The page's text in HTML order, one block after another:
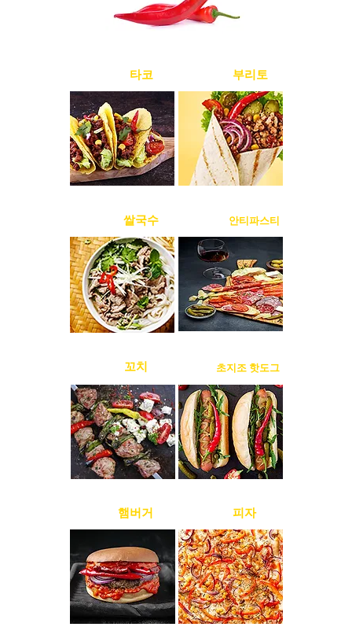
타코 부리토
쌀국수 안티파스티
꼬치 초지조 핫도그
햄버거 피자